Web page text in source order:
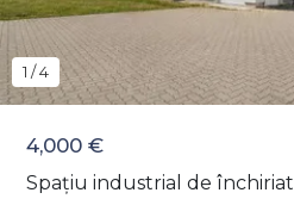
4,000 €
Spațiu industrial de închiriat
1 /4